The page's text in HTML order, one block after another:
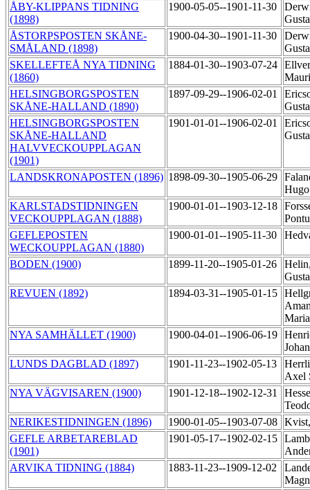
ÅBY-KLIPPANS TIDNING
(1898)
1900-05-05--1901-11-30
ÅSTORPSPOSTEN SKÅNE-
SMÅLAND (1898)
1900-04-30--1901-11-30
SKELLEFTEÅ NYA TIDNING
(1860)
1884-01-30--1903-07-24
HELSINGBORGSPOSTEN
SKÅNE-HALLAND (1890)
1897-09-29--1906-02-01
HELSINGBORGSPOSTEN
SKÅNE-HALLAND
HALVVECKOUPPLAGAN
(1901)
1901-01-01--1906-02-01
LANDSKRONAPOSTEN (1896) 1898-09-30--1905-06-29
KARLSTADSTIDNINGEN
VECKOUPPLAGAN (1888)
1900-01-01--1903-12-18
GEFLEPOSTEN
WECKOUPPLAGAN (1880)
1900-01-01--1905-11-30
BODEN (1900) 1899-11-20--1905-01-26
REVUEN (1892)
1894-03-31--1905-01-15
NYA SAMHÄLLET (1900)
1900-04-01--1906-06-19
LUNDS DAGBLAD (1897)
1901-11-23--1902-05-13
Axel
NYA VÄGVISAREN (1900)
1901-12-18--1902-12-31
NERIKESTIDNINGEN (1896)
1900-01-05--1903-07-08
GEFLE ARBETAREBLAD
(1901)
1901-05-17--1902-02-15
ARVIKA TIDNING (1884)
1883-11-23--1909-12-02